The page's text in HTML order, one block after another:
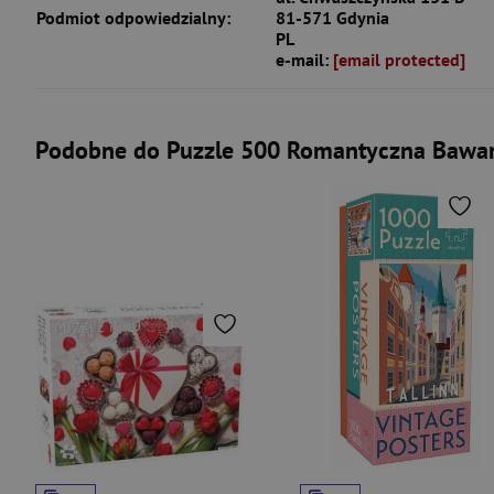
Podmiot odpowiedzialny:
81-571 Gdynia
PL
e-mail: [email protected]
Podobne do Puzzle 500 Romantyczna